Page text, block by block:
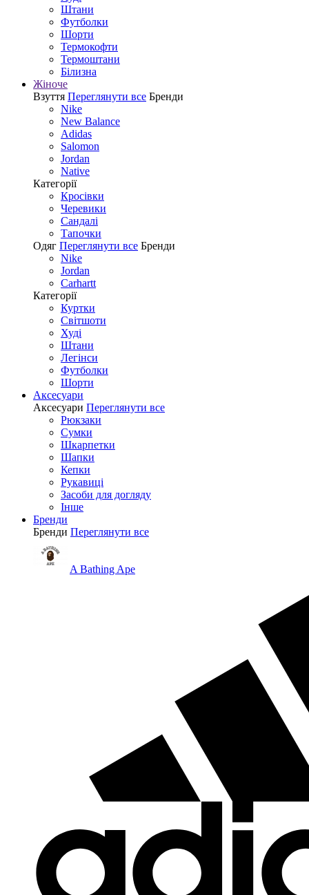
Штани
Футболки
Шорти
Термокофти
Термоштани
Білизна
Жіноче
Взуття Переглянути все Бренди
Nike
New Balance
Adidas
Salomon
Jordan
Native
Категорії
Кросівки
Черевики
Сандалі
Tапочки
Одяг Переглянути все Бренди
Nike
Jordan
Carhartt
Категорії
Куртки
Світшоти
Худі
Штани
Легінси
Футболки
Шорти
Аксесуари
Аксесуари Переглянути все
Рюкзаки
Сумки
Шкарпетки
Шапки
Кепки
Рукавиці
Засоби для догляду
Інше
Бренди
Бренди Переглянути все
A Bathing Ape